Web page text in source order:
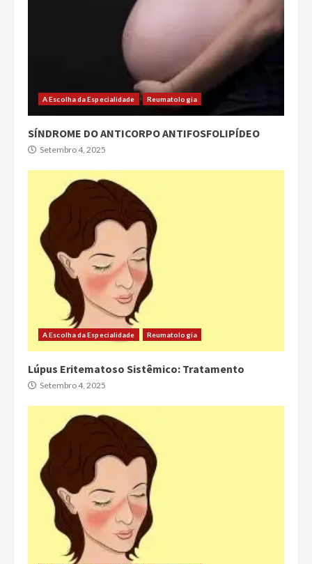
A Escolha da Especialidade Reumatologia
SÍNDROME DO ANTICORPO ANTIFOSFOLIPÍDEO
Setembro 4, 2025
A Escolha da Especialidade Reumatologia
Lúpus Eritematoso Sistêmico: Tratamento
Setembro 4, 2025